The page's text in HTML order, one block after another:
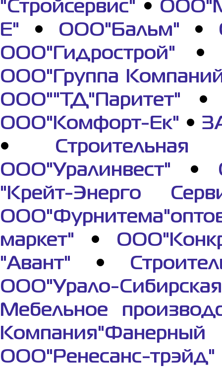
"Стройсервис" •
Е" • ООО"Бальм" •
ООО"Гидрострой"
ООО"Группа
ООО""ТД"Паритет"
ООО"Комфорт-Ек" •
• Строительная
ООО"Уралинвест" •
"Крейт-Энерго
маркет" •
"Авант" •
ООО"Урало-
Мебельное
ООО"Ренесанс-трэйд"